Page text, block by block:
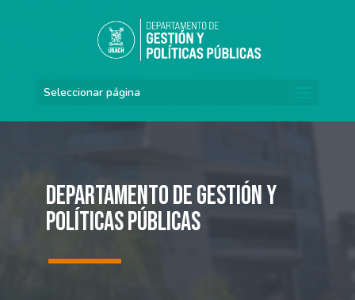
Seleccionar página
Departamento de Gestión y
Políticas Públicas